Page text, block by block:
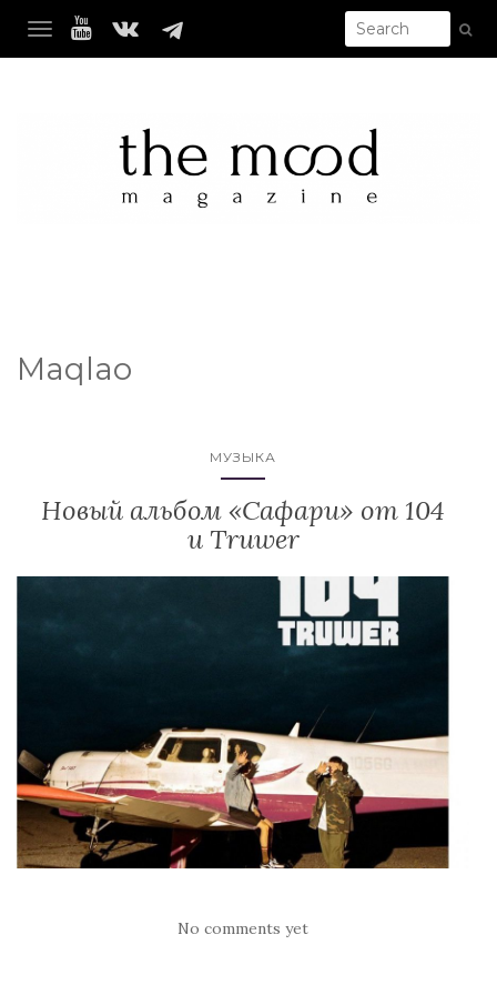
TOGGLE NAVIGATION
Maqlao
МУЗЫКА
Новый альбом «Сафари» от 104
и Truwer
No comments yet